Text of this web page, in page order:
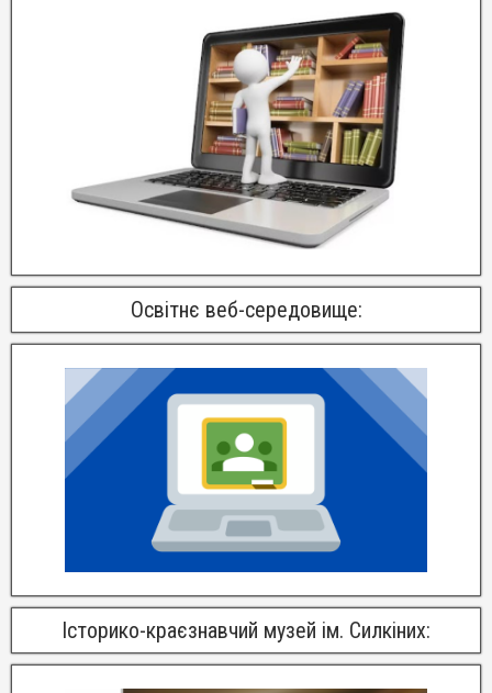
Освітнє веб-середовище:
Історико-краєзнавчий музей ім. Силкіних: